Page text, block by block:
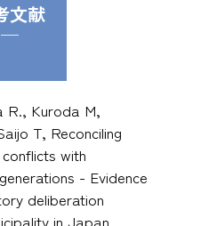
文献
─
R., Kuroda M,
T, Reconciling
with
- Evidence
deliberation
in Japan,